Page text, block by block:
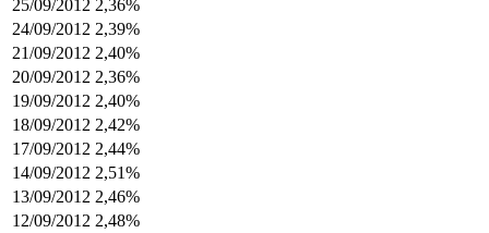
25/09/2012 2,36%
24/09/2012 2,39%
21/09/2012 2,40%
20/09/2012 2,36%
19/09/2012 2,40%
18/09/2012 2,42%
17/09/2012 2,44%
14/09/2012 2,51%
13/09/2012 2,46%
12/09/2012 2,48%